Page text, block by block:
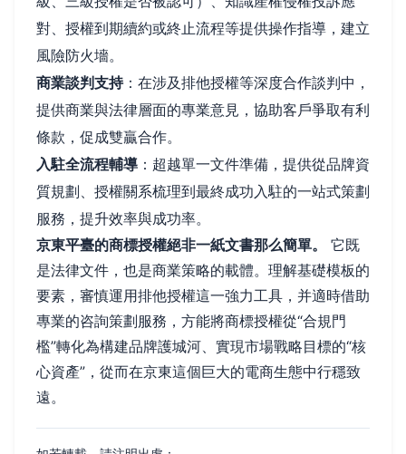
對、授權到期續約或終止流程等提供操作指導，建立
風險防火墻。
商業談判支持：在涉及排他授權等深度合作談判中，
提供商業與法律層面的專業意見，協助客戶爭取有利
條款，促成雙贏合作。
入駐全流程輔導 ：超越單一文件準備，提供從品牌資
質規劃、授權關系梳理到最終成功入駐的一站式策劃
服務，提升效率與成功率。
京東平臺的商標授權絕非一紙文書那么簡單。
它既
是法律文件，也是商業策略的載體。理解基礎模板的
要素，審慎運用排他授權這一強力工具，并適時借助
專業的咨詢策劃服務，方能將商標授權從“合規門
檻”轉化為構建品牌護城河、實現市場戰略目標的“核
心資產”，從而在京東這個巨大的電商生態中行穩致
遠。